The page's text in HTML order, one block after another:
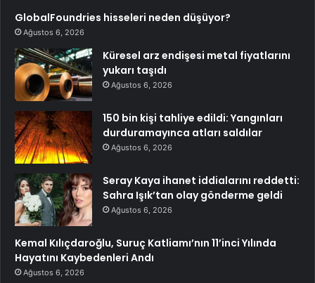
GlobalFoundries hisseleri neden düşüyor?
Ağustos 6, 2026
Küresel arz endişesi metal fiyatlarını
yukarı taşıdı
Ağustos 6, 2026
150 bin kişi tahliye edildi: Yangınları
durduramayınca atları saldılar
Ağustos 6, 2026
Seray Kaya ihanet iddialarını reddetti:
Sahra Işık’tan olay gönderme geldi
Ağustos 6, 2026
Kemal Kılıçdaroğlu, Suruç Katliamı’nın 11’inci Yılında
Hayatını Kaybedenleri Andı
Ağustos 6, 2026